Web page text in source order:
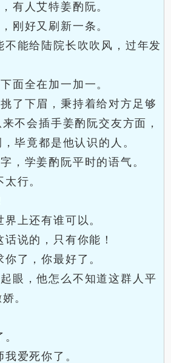
有人艾特姜酌阮。
刚好又刷新一条。
不能给陆院长吹吹风，过年发
面全在加一加一。
了下眉，秉持着给对方足够
不会插手姜酌阮交友方面，
毕竟都是他认识的人。
，学姜酌阮平时的语气。
行。
上还有谁可以。
说的，只有你能！
了，你最好了。
眼，他怎么不知道这群人平
。
爱死你了。